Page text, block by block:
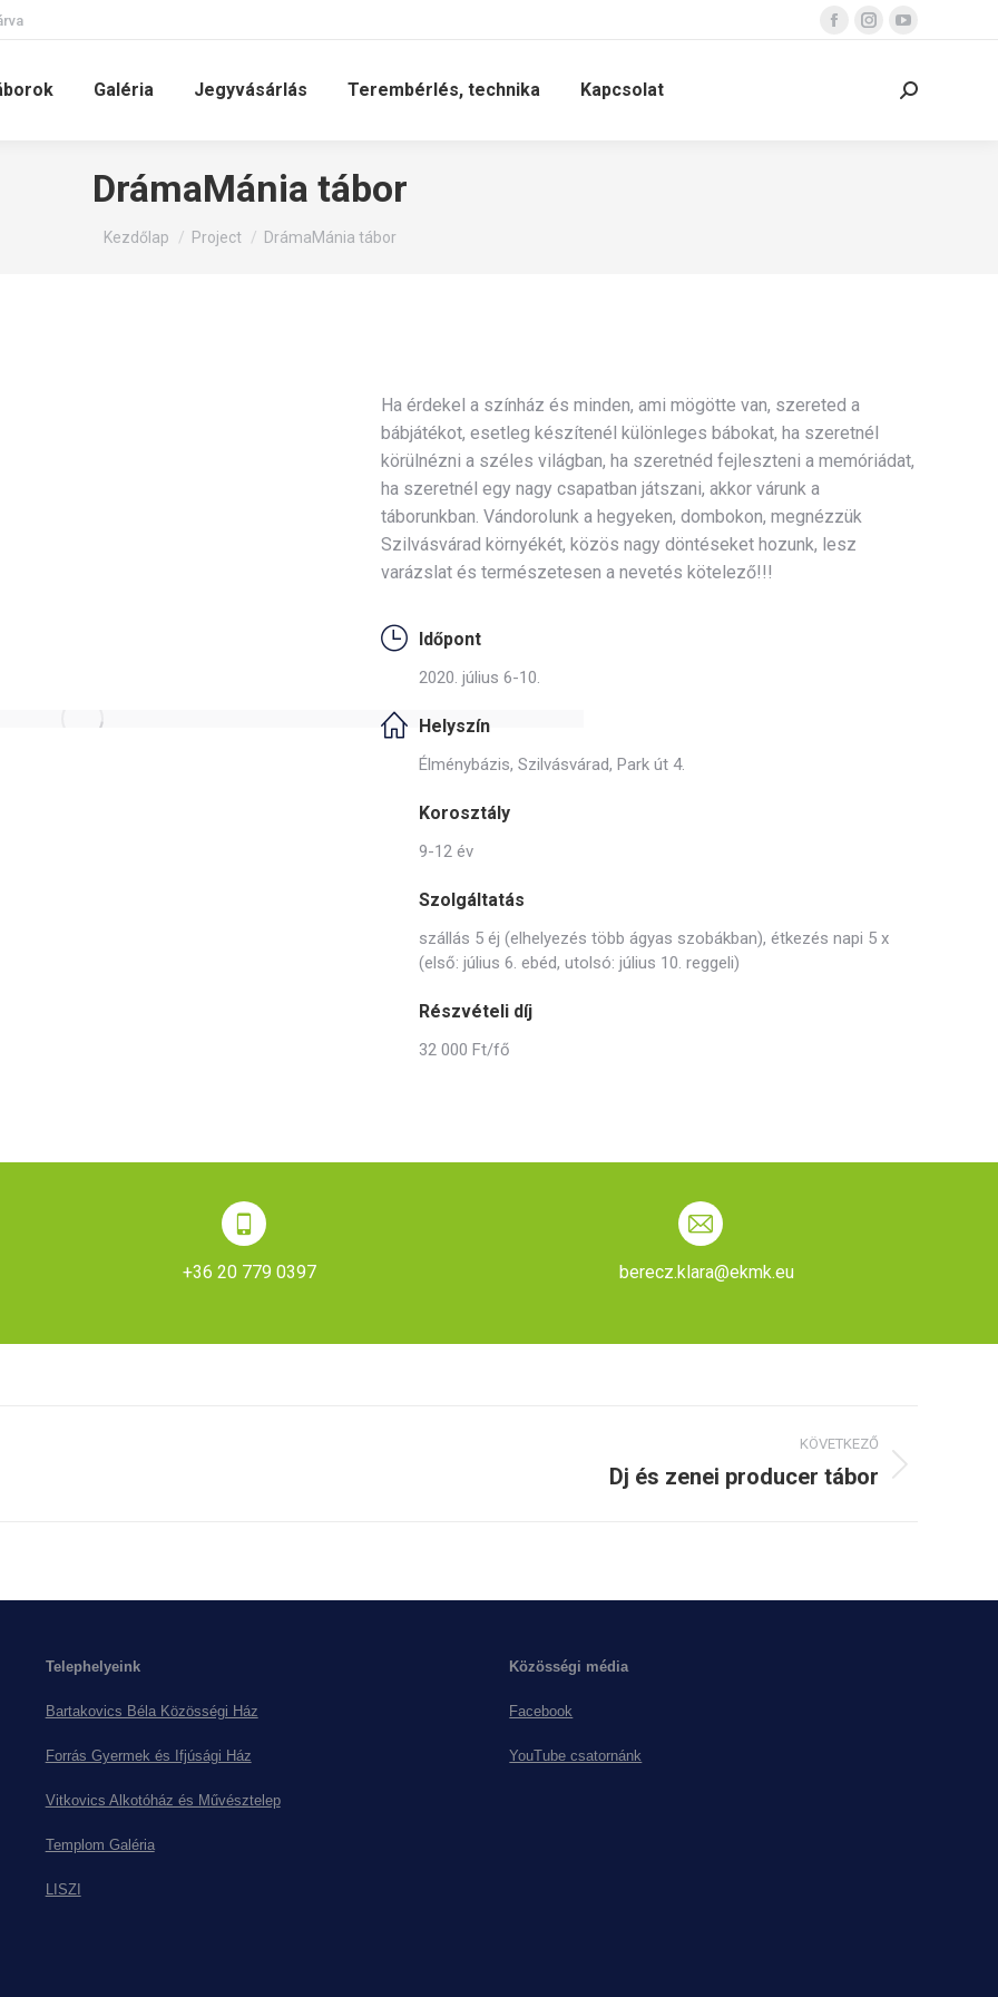
Facebook
Instagram
opens
YouTube
opens
Galéria Jegyvásárlás Terembérlés, technika Kapcsolat Search:
DrámaMánia tábor
You are here:
Kezdőlap Project DrámaMánia tábor
Ha érdekel a színház és minden, ami mögötte van, szereted a
bábjátékot, esetleg készítenél különleges bábokat, ha szeretnél
körülnézni a széles világban, ha szeretnéd fejleszteni a memóriádat,
ha szeretnél egy nagy csapatban játszani, akkor várunk a
táborunkban. Vándorolunk a hegyeken, dombokon, megnézzük
Szilvásvárad környékét, közös nagy döntéseket hozunk, lesz
varázslat és természetesen a nevetés kötelező!!!
Időpont
2020. július 6-10.
Helyszín
Élménybázis, Szilvásvárad, Park út 4.
Korosztály
9-12 év
Szolgáltatás
szállás 5 éj (elhelyezés több ágyas szobákban), étkezés napi 5 x
(első: július 6. ebéd, utolsó: július 10. reggeli)
Részvételi díj
32 000 Ft/fő
+36 20 779 0397 berecz.klara@ekmk.eu
KÖVETKEZŐ
Dj és zenei producer tábor
Telephelyeink
Bartakovics Béla Közösségi Ház
Forrás Gyermek és Ifjúsági Ház
Vitkovics Alkotóház és Művésztelep
Templom Galéria
LISZI
Közösségi média
Facebook
YouTube csatornánk